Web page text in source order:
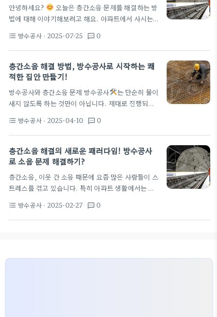
안녕하세요?
오늘은 층간소음 문제를 해결하는 방
법에 대해 이야기해보려고 해요. 아파트에서 사시는
이 뛰어다니는 소리, 이젠 정말로 버겁게 느껴질 수 있
죠. 자, 그럼 층간소음 해결 방법을 함께 알아볼까요?
1. 성격에 맞는 방수공사 이해하기 먼저, 층간소음 문
제의 해결은 적절한 방수공사와 깊은 연관이 있어요.
을 할 수 있으니까요! 방수는 기본적으로 물이 새지 않
게 막아주는 것이지만, 소음도 어느 정도 차단하는 데
도움이 된답니다. 예를 들어, 아파트 바닥에 방수와 방
format_list_bulleted 방수공사 · 2025-07-25 textsms 0
층간소음 해결 방법, 방수공사로 시작하는 쾌
적한 집안 만들기!
방수공사와 층간소음 문제 방수공사
는 단순히 물이
새지 않도록 하는 것만이 아닙니다. 제대로 진행되지
대전시의 공동주택에서 매년 발생하는 600건 이상의
층간소음 문제는 이와 관련이 깊습니다. 깨끗한 방수
처리는 소음 방지 매트를 더 효과적으로 사용할 수 있
게 합니다. 층간소음해결방법 층간소음 해결 방법으
닥에 설치하여 소음을 흡수할 수 있도록 도와주죠. 셀
프 시공 매트를 활용하면 더욱 경제적입니다. 하지만
올바른 방수공사가 선행되어야 준비된 매트의 성능을
format_list_bulleted 방수공사 · 2025-04-10 textsms 0
층간소음 해결의 새로운 패러다임! 방수공사
로 소음 문제 해결하기?
층간소음, 이웃 간 소음 때문에 요즘 많은 사람들이 스
트레스를 겪고 있습니다. 특히 아파트 생활에서는 이
소리가 위층은 물론 아랫집까지 전달될 수 있어요! 그
럼 어떻게 해야 효과적으로 층간소음을 줄일 수 있을
format_list_bulleted 방수공사 · 2025-02-27 textsms 0